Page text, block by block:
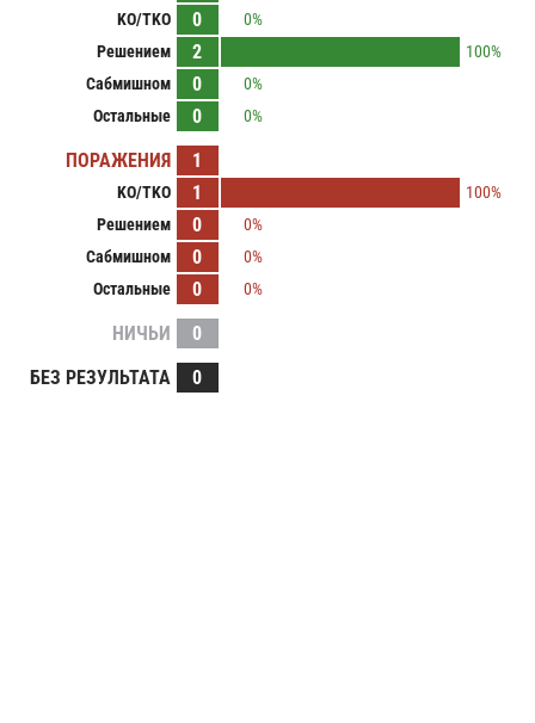
KO/TKO 0
0%
Решением
2
100%
Сабмишном
0
0%
Остальные
0 0%
ПОРАЖЕНИЯ 1
KO/TKO 1
100%
Решением
0
0%
Сабмишном
0
0%
Остальные
0 0%
НИЧЬИ
0
БЕЗ РЕЗУЛЬТАТА
0